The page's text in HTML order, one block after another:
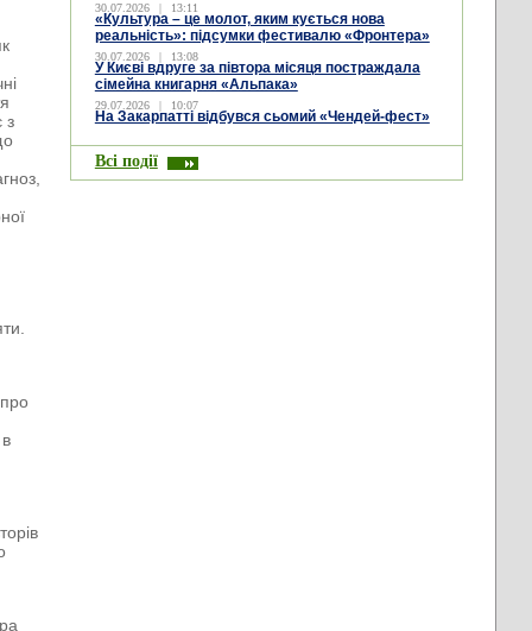
з
30.07.2026 | 13:11
«Культура – це молот, яким кується нова
реальність»: підсумки фестивалю «Фронтера»
30.07.2026 | 13:08
У Києві вдруге за півтора місяця постраждала
сімейна книгарня «Альпака»
29.07.2026 | 10:07
На Закарпатті відбувся сьомий «Чендей-фест»
Всі події